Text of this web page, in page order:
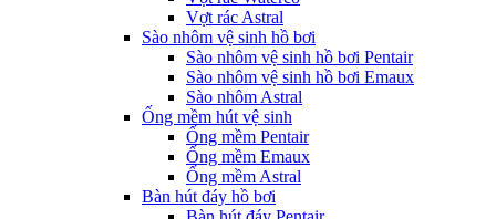
Vợt rác Astral
Sào nhôm vệ sinh hồ bơi
Sào nhôm vệ sinh hồ bơi Pentair
Sào nhôm vệ sinh hồ bơi Emaux
Sào nhôm Astral
Ống mềm hút vệ sinh
Ống mềm Pentair
Ống mềm Emaux
Ống mềm Astral
Bàn hút đáy hồ bơi